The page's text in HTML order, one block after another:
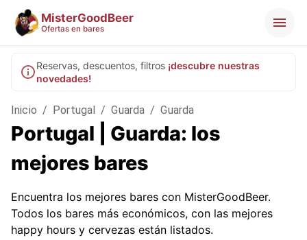
MisterGoodBeer
Ofertas en bares
Reservas, descuentos, filtros ¡descubre nuestras
novedades!
Inicio / Portugal / Guarda / Guarda
Portugal | Guarda: los
mejores bares
Encuentra los mejores bares con MisterGoodBeer.
Todos los bares más económicos, con las mejores
happy hours y cervezas están listados.